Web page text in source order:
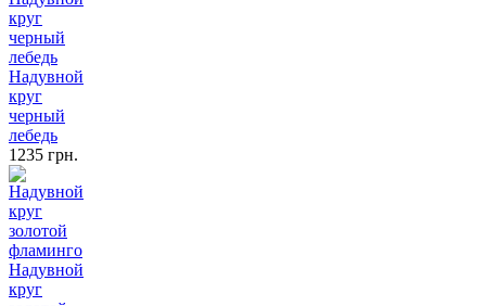
Надувной
круг
черный
лебедь
1235 грн.
Надувной
круг